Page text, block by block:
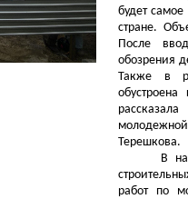
будет
стране.
После
обозрения
Также в
Терешкова.
В
работ по